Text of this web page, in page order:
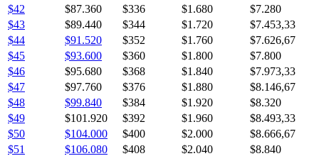
$42
$87.360 $336 $1.680
$7.280
$43
$89.440 $344 $1.720
$7.453,33
$44
$91.520 $352 $1.760
$7.626,67
$45
$93.600 $360 $1.800
$7.800
$46
$95.680 $368 $1.840
$7.973,33
$47
$97.760 $376 $1.880
$8.146,67
$48
$99.840 $384 $1.920
$8.320
$49
$101.920 $392 $1.960
$8.493,33
$50
$104.000 $400 $2.000
$8.666,67
$51
$106.080 $408 $2.040
$8.840